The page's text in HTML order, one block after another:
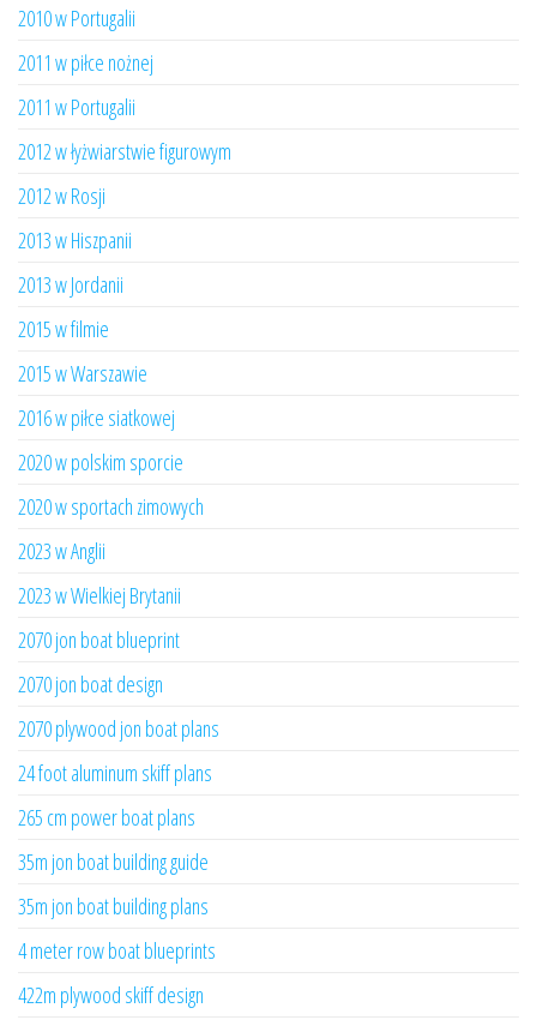
2010 w Portugalii
2011 w piłce nożnej
2011 w Portugalii
2012 w łyżwiarstwie figurowym
2012 w Rosji
2013 w Hiszpanii
2013 w Jordanii
2015 w filmie
2015 w Warszawie
2016 w piłce siatkowej
2020 w polskim sporcie
2020 w sportach zimowych
2023 w Anglii
2023 w Wielkiej Brytanii
2070 jon boat blueprint
2070 jon boat design
2070 plywood jon boat plans
24 foot aluminum skiff plans
265 cm power boat plans
35m jon boat building guide
35m jon boat building plans
4 meter row boat blueprints
422m plywood skiff design